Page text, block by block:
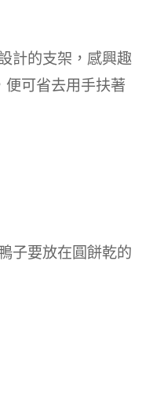
計的支架，感興趣
便可省去用手扶著
子要放在圓餅乾的